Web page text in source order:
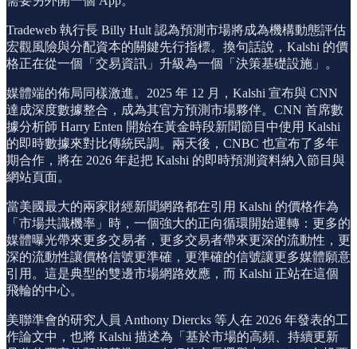
Tradeweb 執行長 Billy Hult 認為預測市場將成為機構動態評估
宏觀風險與分配資本的關鍵先行指標。換句話說，Kalshi 的價
格正在從一個「交易資訊」升級為一個「決策基礎設施」。
媒體端的佈局同樣激進。2025 年 12 月，Kalshi 宣布與 CNN
達成深度數據整合，成為其官方預測市場夥伴。CNN 首席數
據分析師 Harry Enten 開始在黃金時段新聞節目中使用 Kalshi
的即時數據來對比傳統民調。兩天後，CNBC 也宣布了多年
期合作，將在 2026 年起把 Kalshi 的即時預測資料納入節目與
網站頁面。
當美國最大的兩家財經新聞網路都在引用 Kalshi 的價格作為
「市場共識機率」時，一個強大的正向循環開始運轉：更多的
媒體曝光帶來更多交易者，更多交易者帶來更深的流動性，更
深的流動性讓價格信號更準確，更準確的信號讓更多媒體願意
引用。這是典型的雙邊市場網路效應，而 Kalshi 正站在這個
飛輪的中心。
美聯準會的研究人員 Anthony Diercks 等人在 2026 年發表的工
作論文中，也將 Kalshi 描述為「基於市場的高頻、持續更新